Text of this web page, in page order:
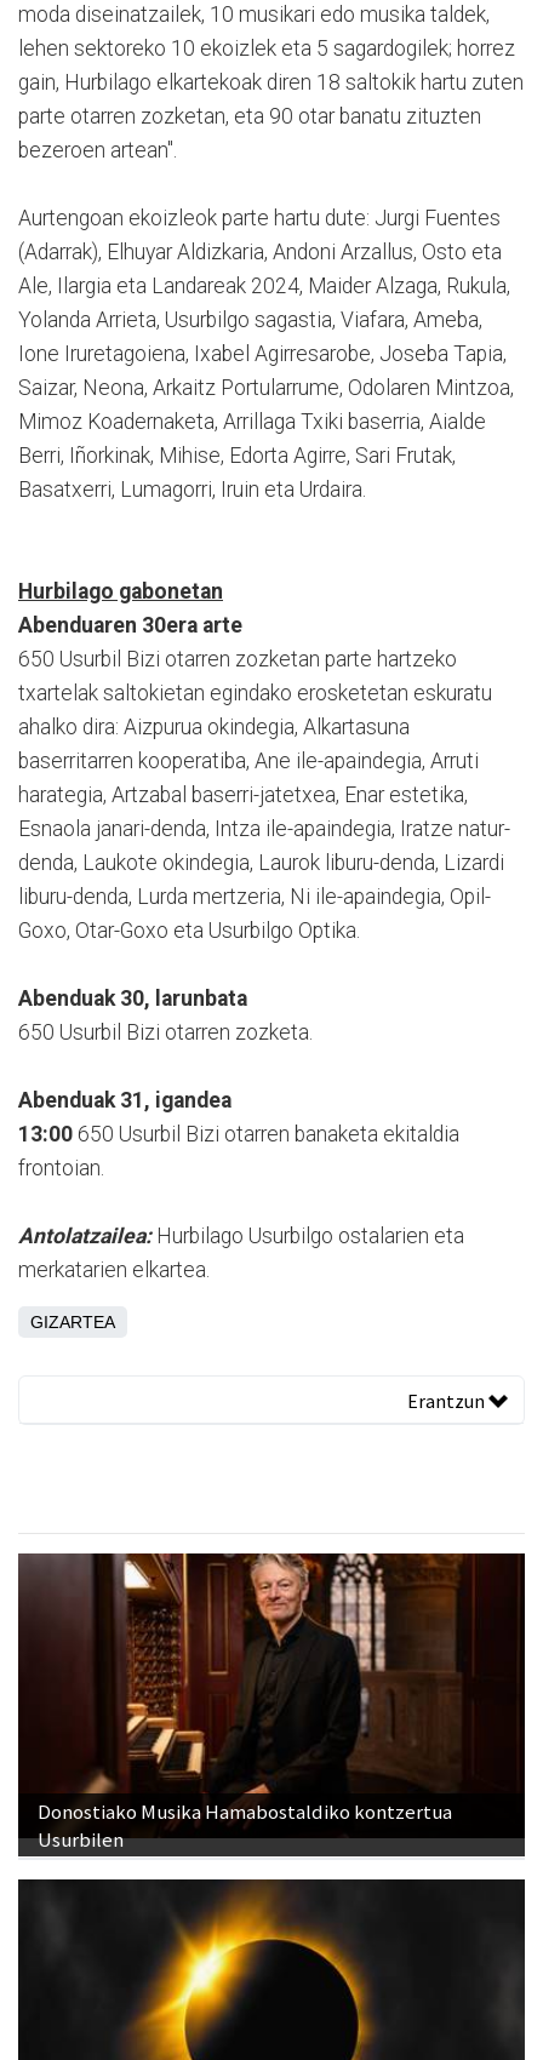
moda diseinatzailek, 10 musikari edo musika taldek,
lehen sektoreko 10 ekoizlek eta 5 sagardogilek; horrez
gain, Hurbilago elkartekoak diren 18 saltokik hartu zuten
parte otarren zozketan, eta 90 otar banatu zituzten
bezeroen artean".
Aurtengoan ekoizleok parte hartu dute: Jurgi Fuentes
(Adarrak), Elhuyar Aldizkaria, Andoni Arzallus, Osto eta
Ale, Ilargia eta Landareak 2024, Maider Alzaga, Rukula,
Yolanda Arrieta, Usurbilgo sagastia, Viafara, Ameba,
Ione Iruretagoiena, Ixabel Agirresarobe, Joseba Tapia,
Saizar, Neona, Arkaitz Portularrume, Odolaren Mintzoa,
Mimoz Koadernaketa, Arrillaga Txiki baserria, Aialde
Berri, Iñorkinak, Mihise, Edorta Agirre, Sari Frutak,
Basatxerri, Lumagorri, Iruin eta Urdaira.
Hurbilago gabonetan
Abenduaren 30era arte
650 Usurbil Bizi otarren zozketan parte hartzeko
txartelak saltokietan egindako erosketetan eskuratu
ahalko dira: Aizpurua okindegia, Alkartasuna
baserritarren kooperatiba, Ane ile-apaindegia, Arruti
harategia, Artzabal baserri-jatetxea, Enar estetika,
Esnaola janari-denda, Intza ile-apaindegia, Iratze natur-
denda, Laukote okindegia, Laurok liburu-denda, Lizardi
liburu-denda, Lurda mertzeria, Ni ile-apaindegia, Opil-
Goxo, Otar-Goxo eta Usurbilgo Optika.
Abenduak 30, larunbata
650 Usurbil Bizi otarren zozketa.
Abenduak 31, igandea
13:00 650 Usurbil Bizi otarren banaketa ekitaldia
frontoian.
Antolatzailea:Hurbilago Usurbilgo ostalarien eta
merkatarien elkartea.
GIZARTEA
Erantzun
Donostiako Musika Hamabostaldiko kontzertua
Usurbilen